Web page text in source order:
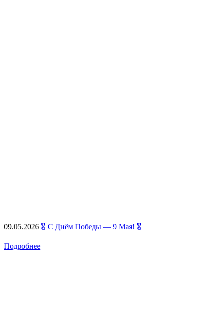
09.05.2026 🎖️ С Днём Победы — 9 Мая! 🎖️
Подробнее